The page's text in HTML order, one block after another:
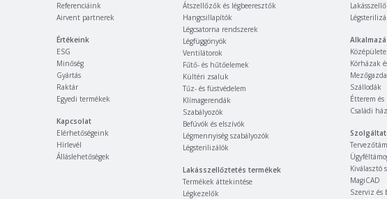
Referenciáink
Airvent partnerek
Értékeink
ESG
Minőség
Gyártás
Raktár
Egyedi termékek
Kapcsolat
Elérhetőségeink
Hírlevél
Álláslehetőségek
Átszellőzők és légbeeresztők
Hangcsillapítók
Légcsatorna rendszerek
Légfüggönyök
Ventilátorok
Fűtő- és hűtőelemek
Kültéri zsaluk
Tűz- és füstvédelem
Klímagerendák
Szabályozók
Befúvók és elszívók
Légmennyiség szabályozók
Légsterilizálók
Lakásszellőztetés termékek
Termékek áttekintése
Légkezelők
Kórházak
Szállodák
Étterem
Családi
Kiválasztó
MagiCAD
Szerviz és